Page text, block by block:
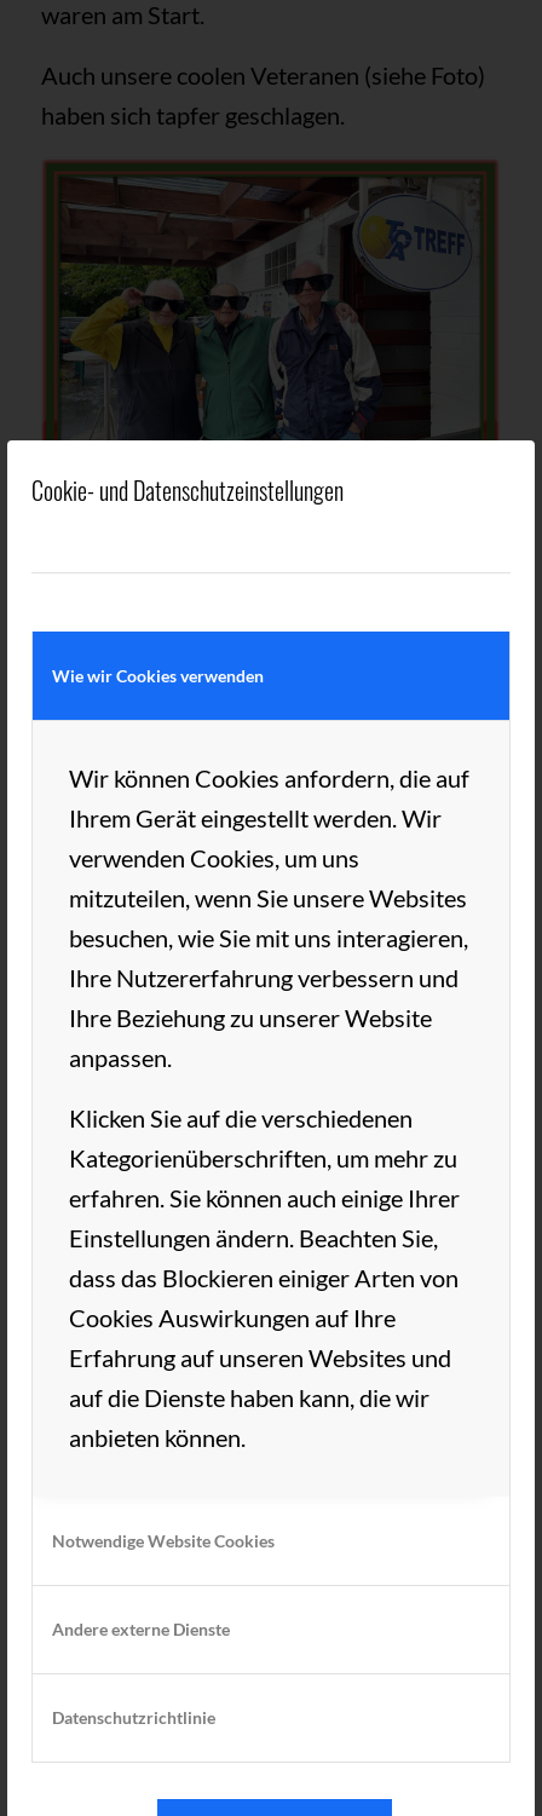
Cookie- und Datenschutzeinstellungen
Wie wir Cookies verwenden
Wir können Cookies anfordern, die auf
Ihrem Gerät eingestellt werden. Wir
verwenden Cookies, um uns
mitzuteilen, wenn Sie unsere Websites
besuchen, wie Sie mit uns interagieren,
Ihre Nutzererfahrung verbessern und
Ihre Beziehung zu unserer Website
anpassen.
Klicken Sie auf die verschiedenen
Kategorienüberschriften, um mehr zu
erfahren. Sie können auch einige Ihrer
Einstellungen ändern. Beachten Sie,
dass das Blockieren einiger Arten von
Cookies Auswirkungen auf Ihre
Erfahrung auf unseren Websites und
auf die Dienste haben kann, die wir
anbieten können.
Notwendige Website Cookies
Andere externe Dienste
Datenschutzrichtlinie
waren am Start.
Auch unsere coolen Veteranen (siehe Foto)
haben sich tapfer geschlagen.
So konnten wir in der Regenpause noch 4
Durchgänge mit wechselnden
Partner/Gegner spielen. Keiner konnte alle 4
Runden gewinnen. Das Endergebnis war
dementsprechend knapp.
Kleine Anekdote zum Schluss.
Preis. Ein übereifriger Mitspieler hatte vor
der Siegerehrung, den Preis (Flasche Ouzo)
in der Küche gefunden und an die
Anwesenden verteilt, was bei der
Preisverteilung im strömenden Regen für
Erheiterung sorgte.
Wir freuen uns aufs nächste Jahr